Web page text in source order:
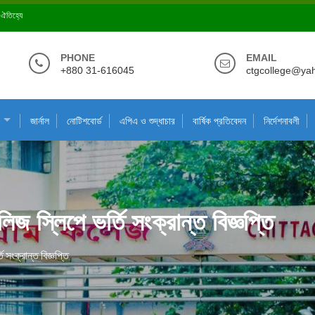
ঐতিহ্যে
PHONE
+880 31-616045
EMAIL
জার্নাল নোটিশবোর্ড এপিএ ও শুদ্ধাচার বার্ষিক প্রতিবেদন নির্দেশনাবলী
স্লিপে ভর্তি সংক্রান্ত বিজ্ঞপ্তি
সংক্রান্ত বিজ্ঞপ্তি